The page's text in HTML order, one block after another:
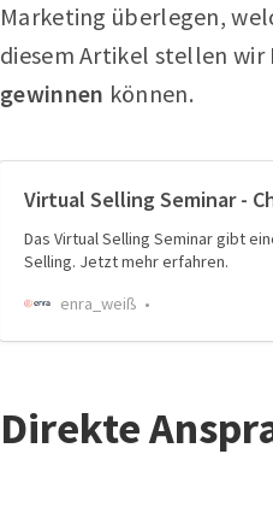
Marketing überlegen,
diesem Artikel stellen wir
gewinnen können.
Virtual Selling Seminar -
Das Virtual Selling Seminar gibt
Selling. Jetzt mehr erfahren.
enra_weiß
Direkte